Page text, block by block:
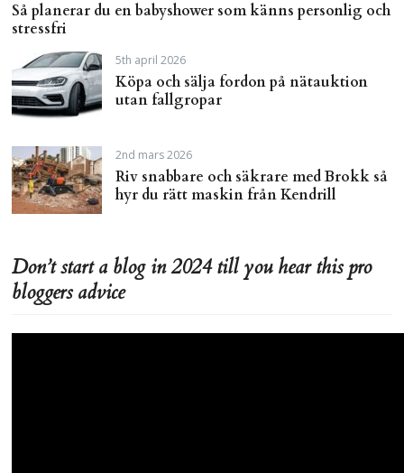
Så planerar du en babyshower som känns personlig och
stressfri
5th april 2026
Köpa och sälja fordon på nätauktion
utan fallgropar
2nd mars 2026
Riv snabbare och säkrare med Brokk så
hyr du rätt maskin från Kendrill
Don’t start a blog in 2024 till you hear this pro
bloggers advice